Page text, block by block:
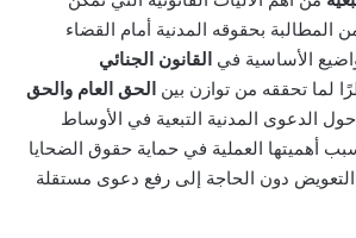
المطالبة بحقوقه المدنية أمام القضاء
الأساسية في القانون الجنائي
لما تحققه من توازن بين الحق العام والحق
الدعوى المدنية التبعية في الأوساط
بسبب أهميتها العملية في حماية حقوق الضحايا
دون الحاجة إلى رفع دعوى مستقلة